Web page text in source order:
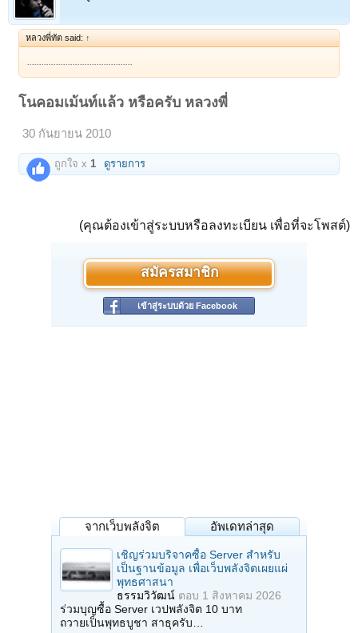
หลวงพี่ทัต said: ↑
โนคอมเม้นท์แล้ว หรือครับ หลวงพี่
30 กันยายน 2010
ถูกใจ x1 ดูรายการ
(คุณต้องเข้าสู่ระบบหรือลงทะเบียน เพื่อที่จะโพสต์)
สมัครสมาชิก
เข้าสู่ระบบด้วย Facebook
จากเว็บพลังจิต อัพเดทล่าสุด
เชิญร่วมบริจาคซื้อ Server สำหรับ
เป็นฐานข้อมูล เพื่อเว็บพลังจิตเผยแผ่
พุทธศาสนา
ธรรมวิวัฒน์ ตอบ 1 สิงหาคม 2026
ร่วมบุญซื้อ Server เวปพลังจิต 10 บาท
ถวายเป็นพุทธบูชา สาธุครับ…